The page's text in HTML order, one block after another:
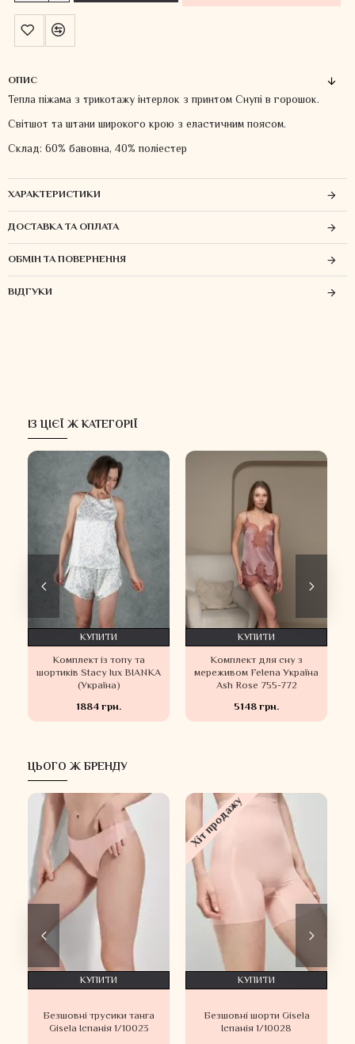
ОПИС
Тепла піжама з трикотажу інтерлок з принтом Снупі в горошок.
Світшот та штани широкого крою з еластичним поясом.
Склад: 60% бавовна, 40% поліестер
ХАРАКТЕРИСТИКИ
ДОСТАВКА ТА ОПЛАТА
ОБМІН ТА ПОВЕРНЕННЯ
ВІДГУКИ
ІЗ ЦІЄЇ Ж КАТЕГОРІЇ
Комплект із топу та
шортиків Stacy lux BIANKA
(Україна)
1884 грн.
КУПИТИ
Комплект для сну з
мереживом Felena Україна
Ash Rose 755-772
5148 грн.
КУПИТИ
ЦЬОГО Ж БРЕНДУ
Безшовні трусики танга
Gisela Іспанія 1/10023
КУПИТИ
Хіт продажу
Безшовні шорти Gisela
Іспанія 1/10028
КУПИТИ